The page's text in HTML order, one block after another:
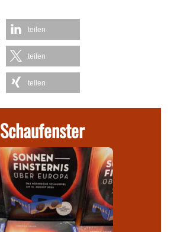
teilen
teilen
teilen
Schaufenster